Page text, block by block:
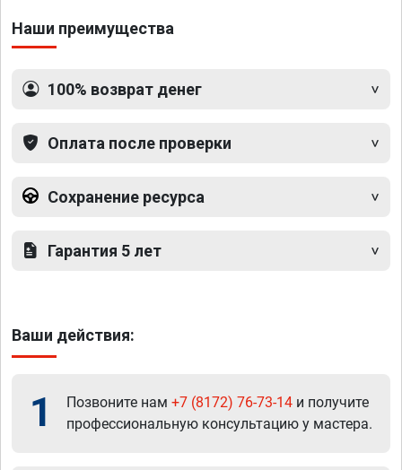
Наши преимущества
100% возврат денег
Оплата после проверки
Сохранение ресурса
Гарантия 5 лет
Ваши действия:
1 Позвоните нам +7 (8172) 76-73-14 и получите
профессиональную консультацию у мастера.